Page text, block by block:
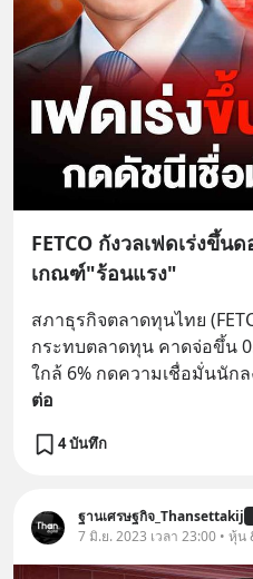
FETCO กังวลเฟดเร่งขึ้
เกณฑ์"ร้อนแรง"
สภาธุรกิจตลาดทุนไทย
กระทบตลาดทุน คาดจ่อขึ้น
ใกล้ 6% กดความเชื่อมั่นนัก
ต่อ
4 บันทึก
ฐานเศรษฐกิจ_Thansettakij
7 มิ.ย. 2023 เวลา 23:00 • หุ้น